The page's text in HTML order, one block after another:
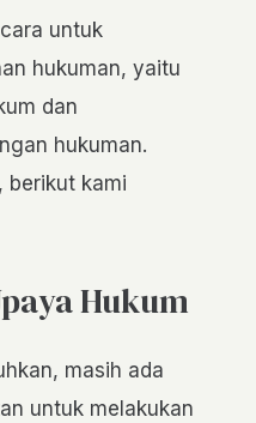
untuk
hukuman, yaitu
dan
hukuman.
berikut kami
Hukum
masih ada
untuk melakukan